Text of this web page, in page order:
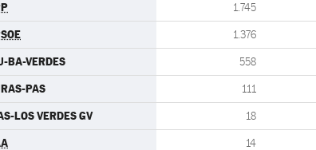
1.745
1.376
BA-VERDES 558
PAS 111
LOS VERDES GV 18
14